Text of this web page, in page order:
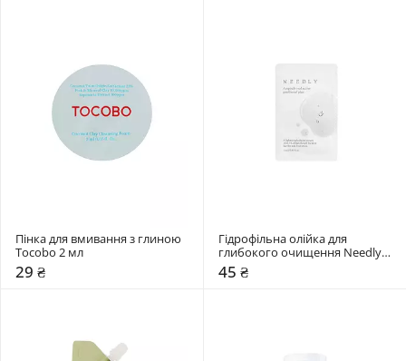
Пінка для вмивання з глиною
Tocobo 2 мл
29 ₴
Гідрофільна олійка для
глибокого очищення Needly 3
мл
45 ₴